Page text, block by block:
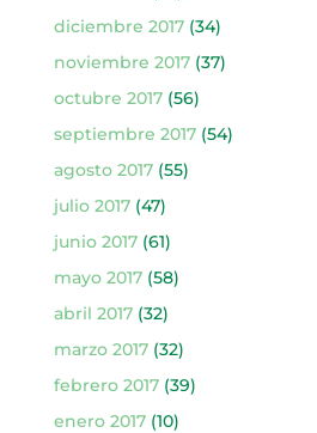
diciembre 2017(34)
noviembre 2017(37)
octubre 2017(56)
septiembre 2017(54)
agosto 2017(55)
julio 2017(47)
junio 2017(61)
mayo 2017(58)
abril 2017(32)
marzo 2017(32)
febrero 2017(39)
enero 2017(10)